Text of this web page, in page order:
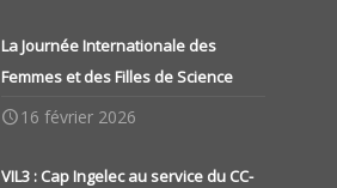
La Journée Internationale des
Femmes et des Filles de Science
16 février 2026
VIL3 : Cap Ingelec au service du CC-